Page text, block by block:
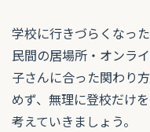
学校に行きづらくなっ
民間の居場所・オンラ
子さんに合った関わり
めず、無理に登校だけ
考えていきましょう。